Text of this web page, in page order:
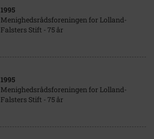
1995
Menighedsrådsforeningen for Lolland-
Falsters Stift - 75 år
1995
Menighedsrådsforeningen for Lolland-
Falsters Stift - 75 år